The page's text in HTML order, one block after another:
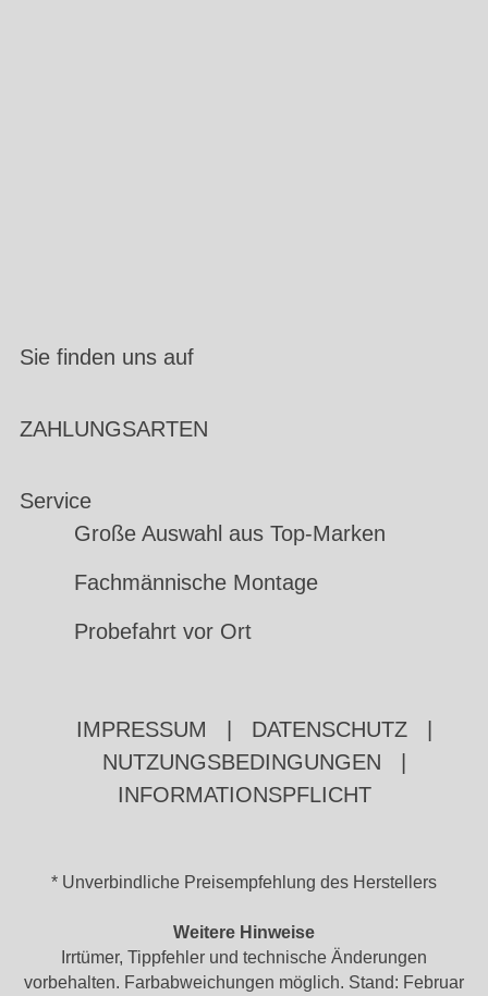
Sie finden uns auf
ZAHLUNGSARTEN
Service
Große Auswahl aus Top-Marken
Fachmännische Montage
Probefahrt vor Ort
IMPRESSUM DATENSCHUTZ
NUTZUNGSBEDINGUNGEN
INFORMATIONSPFLICHT
* Unverbindliche Preisempfehlung des Herstellers
Weitere Hinweise
Irrtümer, Tippfehler und technische Änderungen
vorbehalten. Farbabweichungen möglich. Stand: Februar